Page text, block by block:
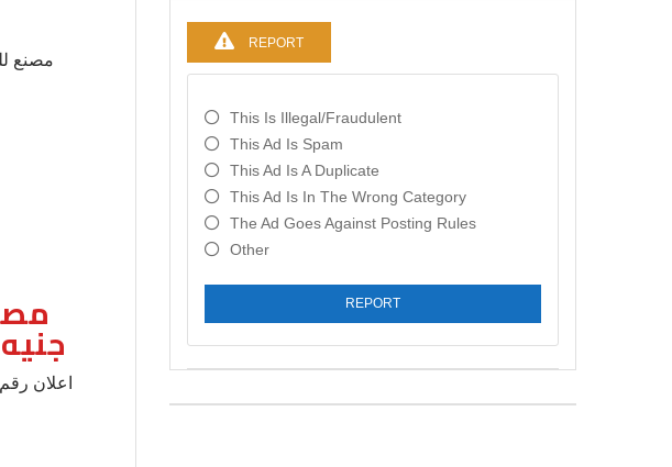
جنيه حتى 450
REPORT
This Is Illegal/fraudulent
This Ad Is Spam
This Ad Is A Duplicate
This Ad Is In The Wrong Category
The Ad Goes Against Posting Rules
Other
REPORT